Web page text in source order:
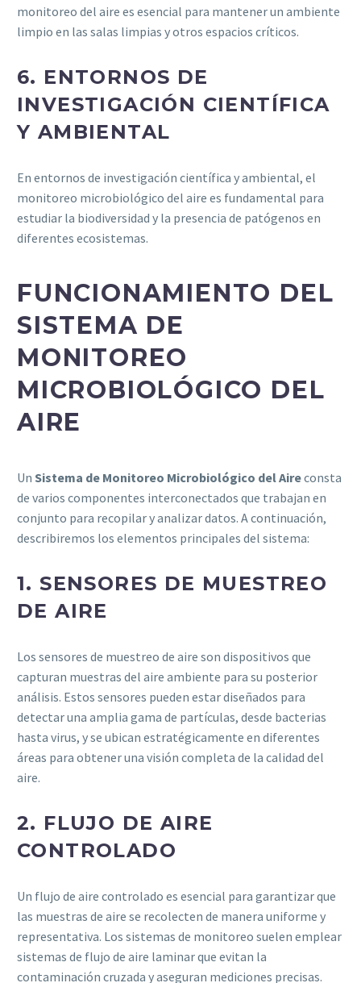
monitoreo del aire es esencial para mantener un ambiente
limpio en las salas limpias y otros espacios críticos.
6. ENTORNOS DE
INVESTIGACIÓN CIENTÍFICA
Y AMBIENTAL
En entornos de investigación científica y ambiental, el
monitoreo microbiológico del aire es fundamental para
estudiar la biodiversidad y la presencia de patógenos en
diferentes ecosistemas.
FUNCIONAMIENTO DEL
SISTEMA DE
MONITOREO
MICROBIOLÓGICO DEL
AIRE
Un Sistema de Monitoreo Microbiológico del Aireconsta
de varios componentes interconectados que trabajan en
conjunto para recopilar y analizar datos. A continuación,
describiremos los elementos principales del sistema:
1. SENSORES DE MUESTREO
DE AIRE
Los sensores de muestreo de aire son dispositivos que
capturan muestras del aire ambiente para su posterior
análisis. Estos sensores pueden estar diseñados para
detectar una amplia gama de partículas, desde bacterias
hasta virus, y se ubican estratégicamente en diferentes
áreas para obtener una visión completa de la calidad del
aire.
2. FLUJO DE AIRE
CONTROLADO
Un flujo de aire controlado es esencial para garantizar que
las muestras de aire se recolecten de manera uniforme y
representativa. Los sistemas de monitoreo suelen emplear
sistemas de flujo de aire laminar que evitan la
contaminación cruzada y aseguran mediciones precisas.